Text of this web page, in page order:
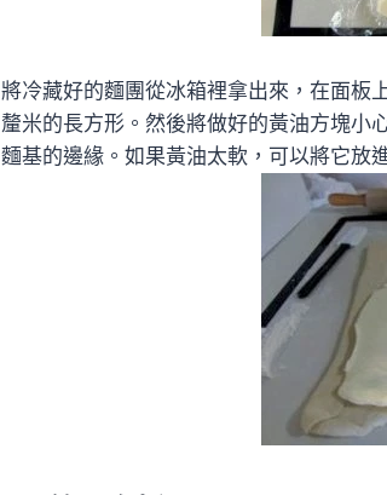
將冷藏好的麵團從冰箱裡拿出來，在面板
釐米的長方形。然後將做好的黃油方塊小
麵基的邊緣。如果黃油太軟，可以將它放